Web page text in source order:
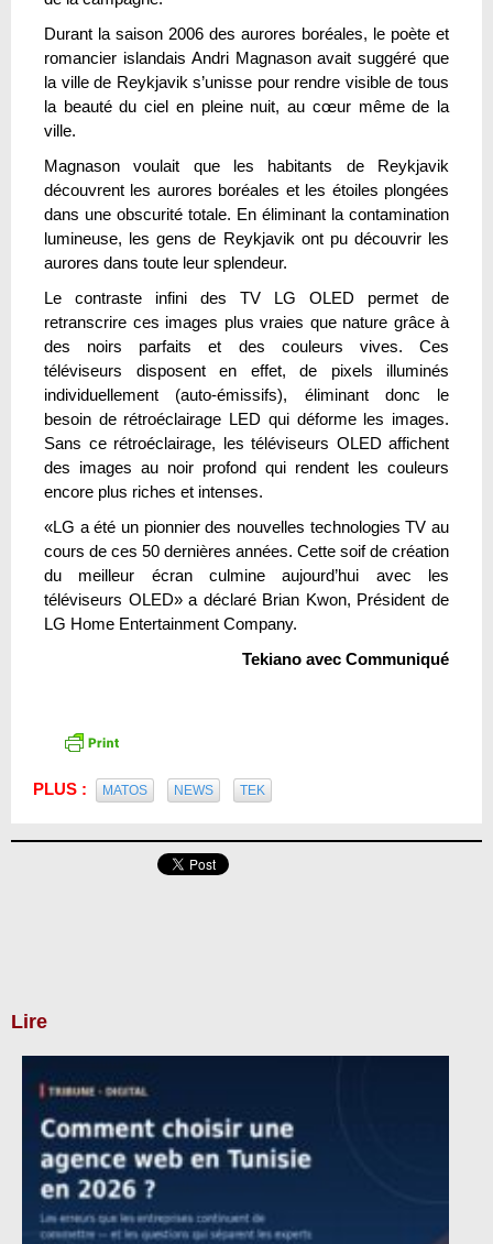
Durant la saison 2006 des aurores boréales, le poète et
romancier islandais Andri Magnason avait suggéré que
la ville de Reykjavik s’unisse pour rendre visible de tous
la beauté du ciel en pleine nuit, au cœur même de la
ville.
Magnason voulait que les habitants de Reykjavik
découvrent les aurores boréales et les étoiles plongées
dans une obscurité totale. En éliminant la contamination
lumineuse, les gens de Reykjavik ont pu découvrir les
aurores dans toute leur splendeur.
Le contraste infini des TV LG OLED permet de
retranscrire ces images plus vraies que nature grâce à
des noirs parfaits et des couleurs vives. Ces
téléviseurs disposent en effet, de pixels illuminés
individuellement (auto-émissifs), éliminant donc le
besoin de rétroéclairage LED qui déforme les images.
Sans ce rétroéclairage, les téléviseurs OLED affichent
des images au noir profond qui rendent les couleurs
encore plus riches et intenses.
«LG a été un pionnier des nouvelles technologies TV au
cours de ces 50 dernières années. Cette soif de création
du meilleur écran culmine aujourd’hui avec les
téléviseurs OLED» a déclaré Brian Kwon, Président de
LG Home Entertainment Company.
Tekiano avec Communiqué
PLUS : MATOS NEWS TEK
Lire